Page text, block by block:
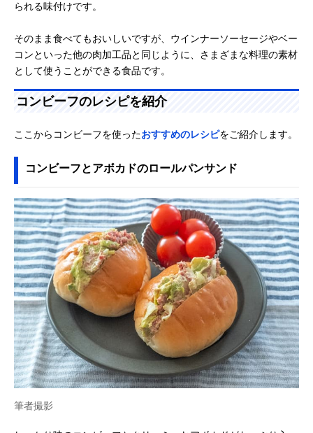
られる味付けです。
そのまま食べてもおいしいですが、ウインナーソーセージやベー
コンといった他の肉加工品と同じように、さまざまな料理の素材
として使うことができる食品です。
コンビーフのレシピを紹介
ここからコンビーフを使ったおすすめのレシピをご紹介します。
コンビーフとアボカドのロールパンサンド
筆者撮影